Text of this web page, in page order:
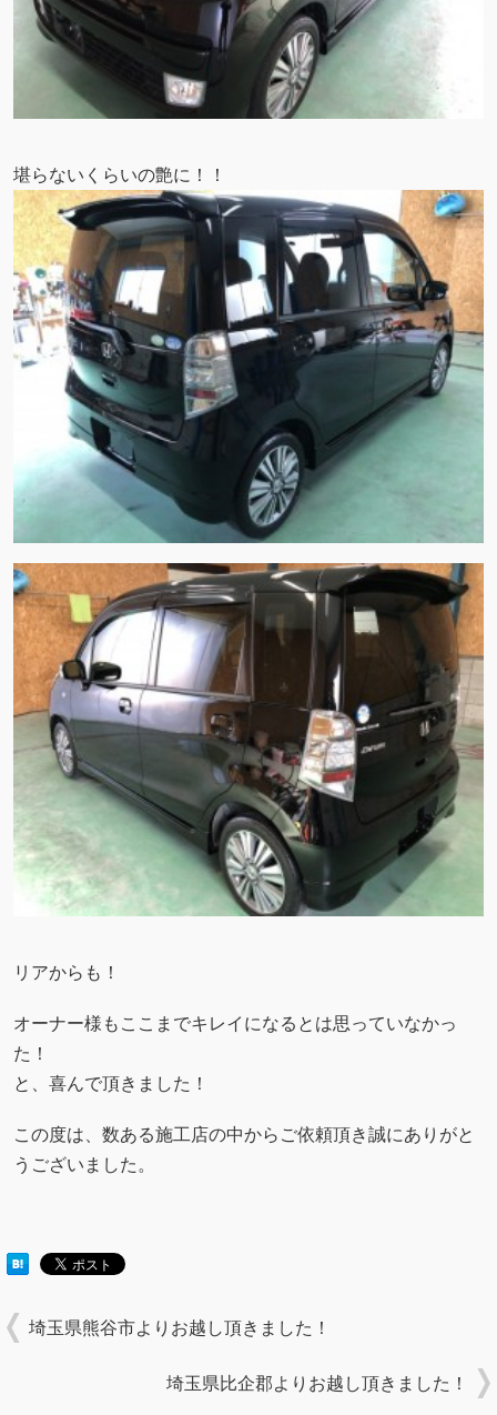
堪らないくらいの艶に！！
リアからも！
オーナー様もここまでキレイになるとは思っていなかっ
た！
と、喜んで頂きました！
この度は、数ある施工店の中からご依頼頂き誠にありがと
うございました。
埼玉県熊谷市よりお越し頂きました！
埼玉県比企郡よりお越し頂きました！